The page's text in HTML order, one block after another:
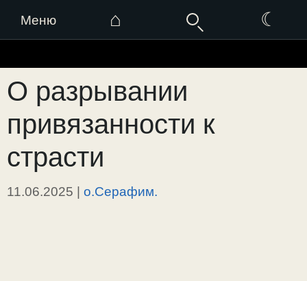
Меню ⌂ ☾
к
содержимому
О разрывании
привязанности к
страсти
11.06.2025 | о.Серафим.